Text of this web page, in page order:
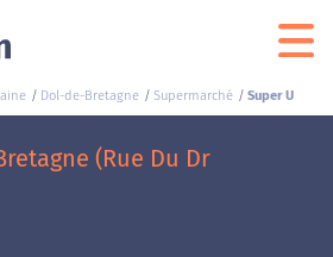
Dol-de-Bretagne Supermarché Super U
(Rue Du Dr